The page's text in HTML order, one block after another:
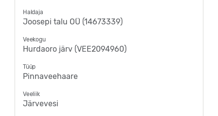
Haldaja
Joosepi talu OÜ (14673339)
Veekogu
Hurdaoro järv (VEE2094960)
Tüüp
Pinnaveehaare
Veeliik
Järvevesi